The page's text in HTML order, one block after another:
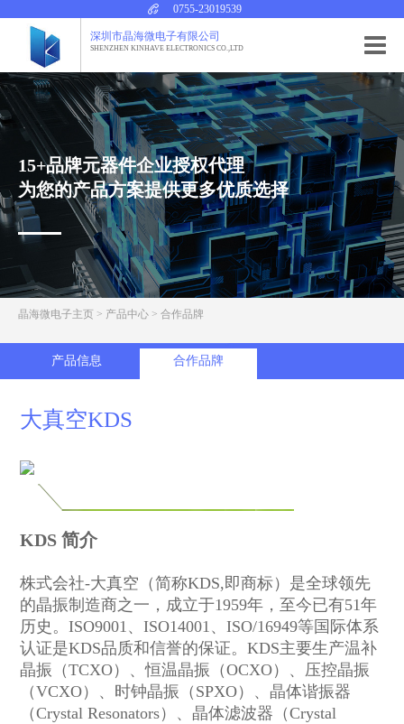
0755-23019539
深圳市晶海微电子有限公司
SHENZHEN KINHAVE ELECTRONICS CO.,LTD
15+品牌元器件企业授权代理
为您的产品方案提供更多优质选择
晶海微电子主页 > 产品中心 > 合作品牌
产品信息 合作品牌
大真空KDS
KDS 简介
株式会社-大真空（简称KDS,即商标）是全球领先
的晶振制造商之一，成立于1959年，至今已有51年
历史。ISO9001、ISO14001、ISO/16949等国际体系
认证是KDS品质和信誉的保证。KDS主要生产温补
晶振（TCXO）、恒温晶振（OCXO）、压控晶振
（VCXO）、时钟晶振（SPXO）、晶体谐振器
（Crystal Resonators）、晶体滤波器（Crystal